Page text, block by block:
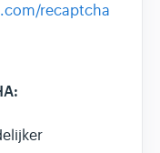
recaptcha